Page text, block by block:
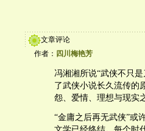
文章评论
作者： 四川梅艳芳
冯湘湘所说“武侠不只
了武侠小说长久流传的
怨、爱情、理想与现实
“金庸之后再无武侠”或